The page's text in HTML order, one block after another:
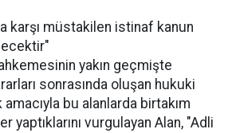
karşı müstakilen istinaf kanun
yakın geçmişte
sonrasında oluşan hukuki
bu alanlarda birtakım
yaptıklarını vurgulayan Alan, "Adli